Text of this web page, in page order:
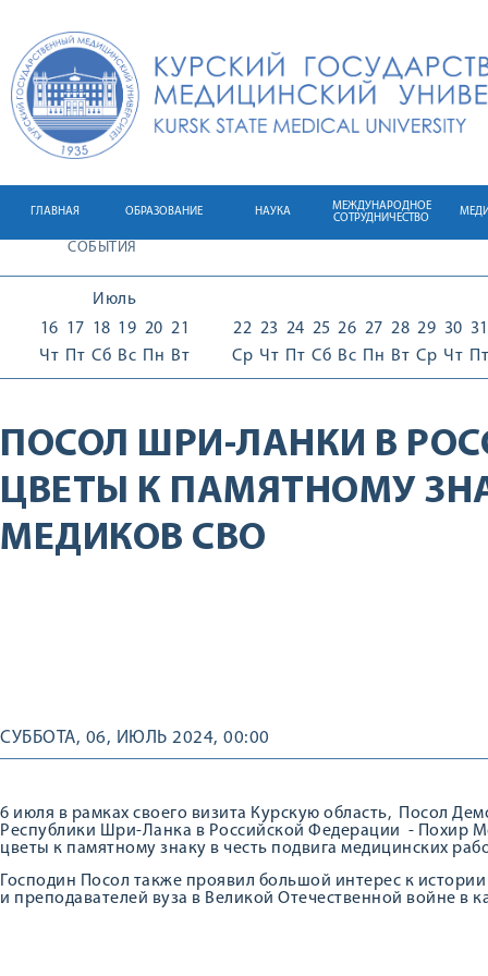
ГЛАВНАЯ ОБРАЗОВАНИЕ НАУКА
МЕЖДУНАРОДНОЕ
СОТРУДНИЧЕСТВО
СОБЫТИЯ
Июль
16
Чт
17
Пт
18
Сб
19
Вс
20
Пн
21
Вт
22
Ср
23
Чт
24
Пт
25
Сб
26
Вс
27
Пн
28
Вт
29
Ср
30
Чт
31
Пт
ПОСОЛ ШРИ-ЛАНКИ В
ЦВЕТЫ К ПАМЯТНОМУ
МЕДИКОВ СВО
СУББОТА, 06, ИЮЛЬ 2024, 00:00
6 июля в рамках своего визита Курскую область, Посол
Республики Шри-Ланка в Российской Федерации - Похир
цветы к памятному знаку в честь подвига медицинских
Господин Посол также проявил большой интерес к
и преподавателей вуза в Великой Отечественной войне в